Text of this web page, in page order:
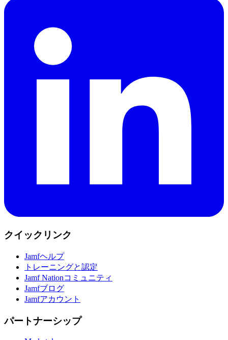
クイックリンク
Jamfヘルプ
トレーニングと認定
Jamf Nationコミュニティ
Jamfブログ
Jamfアカウント
パートナーシップ